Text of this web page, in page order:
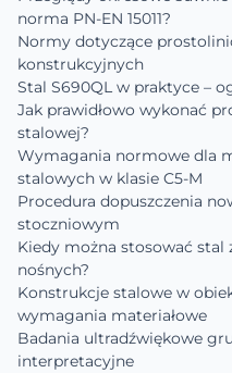
norma PN-EN 15011?
Normy dotyczące
konstrukcyjnych
Stal S690QL w praktyce –
Jak prawidłowo wykonać
stalowej?
Wymagania normowe dla
stalowych w klasie C5-M
Procedura dopuszczenia
stoczniowym
Kiedy można stosować
nośnych?
Konstrukcje stalowe w
wymagania materiałowe
Badania ultradźwiękowe
interpretacyjne